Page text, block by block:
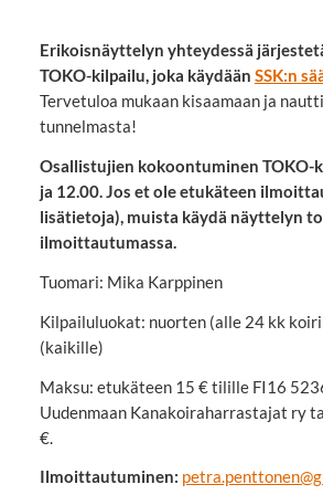
Erikoisnäyttelyn yhteydessä
TOKO-kilpailu, joka käydään SSK:n
Tervetuloa mukaan kisaamaan ja
tunnelmasta!
Osallistujien kokoontuminen TOKO-
ja 12.00. Jos et ole etukäteen
lisätietoja), muista käydä näyttelyn
ilmoittautumassa.
Tuomari: Mika Karppinen
Kilpailuluokat: nuorten (alle 24 kk
(kaikille)
Maksu: etukäteen 15 € tilille FI16
Uudenmaan Kanakoiraharrastajat ry
€.
Ilmoittautuminen: